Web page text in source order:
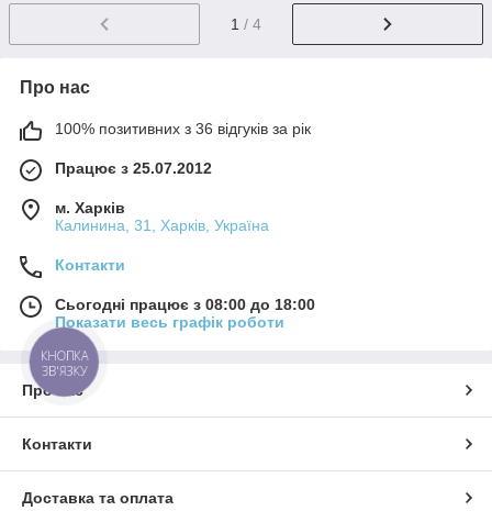
1 / 4
Про нас
100% позитивних з 36 відгуків за рік
Працює з 25.07.2012
м. Харків
Калинина, 31, Харків, Україна
Контакти
Сьогодні працює з 08:00 до 18:00
Показати весь графік роботи
Про нас
Контакти
Доставка та оплата
КНОПКА
ЗВ'ЯЗКУ